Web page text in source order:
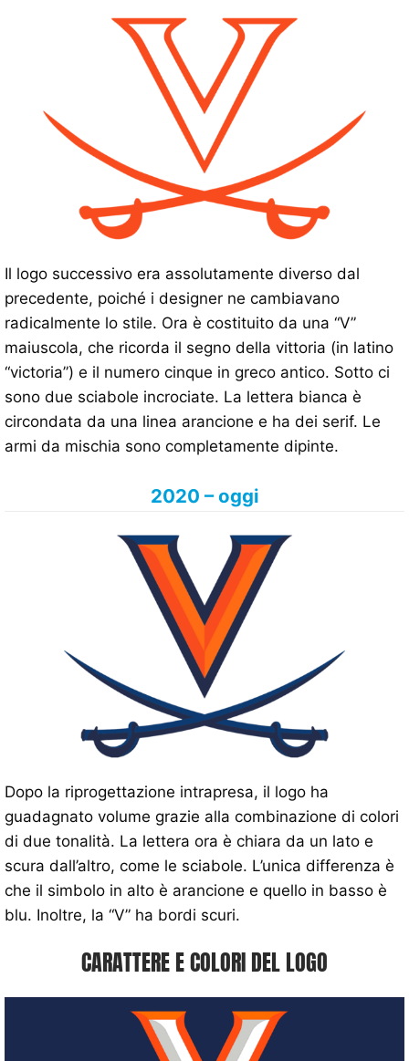
Il logo successivo era assolutamente diverso dal
precedente, poiché i designer ne cambiavano
radicalmente lo stile. Ora è costituito da una “V”
maiuscola, che ricorda il segno della vittoria (in latino
“victoria”) e il numero cinque in greco antico. Sotto ci
sono due sciabole incrociate. La lettera bianca è
circondata da una linea arancione e ha dei serif. Le
armi da mischia sono completamente dipinte.
2020 – oggi
Dopo la riprogettazione intrapresa, il logo ha
guadagnato volume grazie alla combinazione di colori
di due tonalità. La lettera ora è chiara da un lato e
scura dall’altro, come le sciabole. L’unica differenza è
che il simbolo in alto è arancione e quello in basso è
blu. Inoltre, la “V” ha bordi scuri.
CARATTERE E COLORI DEL LOGO